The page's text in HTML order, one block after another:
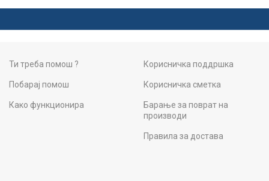
Ти треба помош ?
Побарај помош
Како функционира
Корисничка поддршка
Корисничка сметка
Барање за поврат на
производи
Правила за достава